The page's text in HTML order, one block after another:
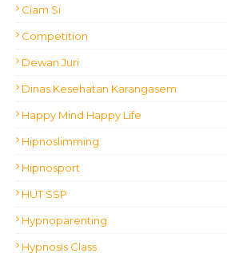
Ciam Si
Competition
Dewan Juri
Dinas Kesehatan Karangasem
Happy Mind Happy Life
Hipnoslimming
Hipnosport
HUT SSP
Hypnoparenting
Hypnosis Class